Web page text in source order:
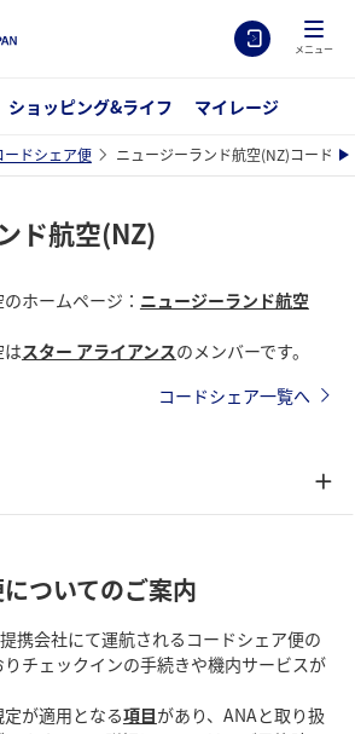
メニュー
ショッピング&ライフ マイレージ
ードシェア便 ニュージーランド航空(NZ)コードシ
ド航空(NZ)
ホームページ： ニュージーランド航空
スター アライアンスのメンバーです。
コードシェア一覧へ
ついてのご案内
携会社にて運航されるコードシェア便の
チェックインの手続きや機内サービスが
が適用となる項目があり、ANAと取り扱